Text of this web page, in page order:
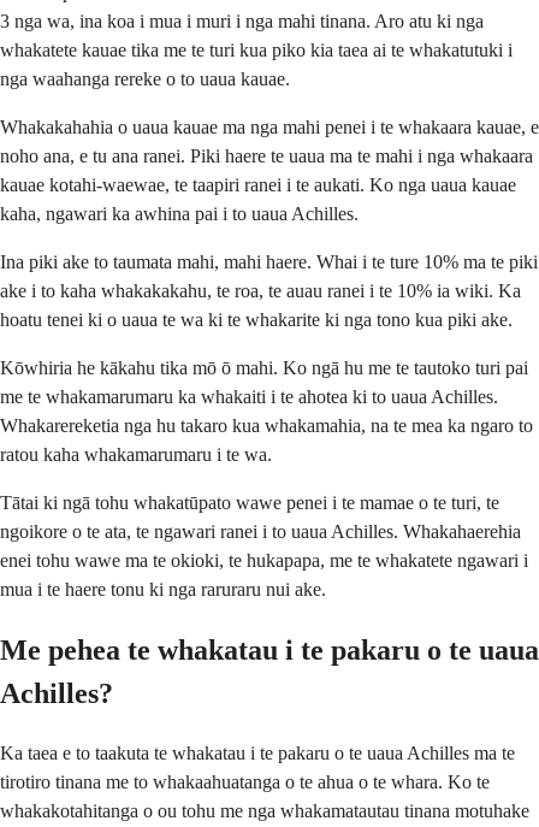
3 nga wa, ina koa i mua i muri i nga mahi tinana. Aro atu ki nga
whakatete kauae tika me te turi kua piko kia taea ai te whakatutuki i
nga waahanga rereke o to uaua kauae.
Whakakahahia o uaua kauae ma nga mahi penei i te whakaara kauae, e
noho ana, e tu ana ranei. Piki haere te uaua ma te mahi i nga whakaara
kauae kotahi-waewae, te taapiri ranei i te aukati. Ko nga uaua kauae
kaha, ngawari ka awhina pai i to uaua Achilles.
Ina piki ake to taumata mahi, mahi haere. Whai i te ture 10% ma te piki
ake i to kaha whakakakahu, te roa, te auau ranei i te 10% ia wiki. Ka
hoatu tenei ki o uaua te wa ki te whakarite ki nga tono kua piki ake.
Kōwhiria he kākahu tika mō ō mahi. Ko ngā hu me te tautoko turi pai
me te whakamarumaru ka whakaiti i te ahotea ki to uaua Achilles.
Whakarereketia nga hu takaro kua whakamahia, na te mea ka ngaro to
ratou kaha whakamarumaru i te wa.
Tātai ki ngā tohu whakatūpato wawe penei i te mamae o te turi, te
ngoikore o te ata, te ngawari ranei i to uaua Achilles. Whakahaerehia
enei tohu wawe ma te okioki, te hukapapa, me te whakatete ngawari i
mua i te haere tonu ki nga raruraru nui ake.
Me pehea te whakatau i te pakaru o te uaua
Achilles?
Ka taea e to taakuta te whakatau i te pakaru o te uaua Achilles ma te
tirotiro tinana me to whakaahuatanga o te ahua o te whara. Ko te
whakakotahitanga o ou tohu me nga whakamatautau tinana motuhake